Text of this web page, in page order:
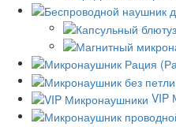
VIP